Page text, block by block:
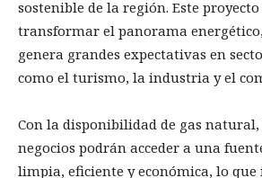
sostenible de la región. Este
transformar el panorama
genera grandes expectativas en
como el turismo, la industria y el
Con la disponibilidad de gas natural,
negocios podrán acceder a una
limpia, eficiente y económica, lo